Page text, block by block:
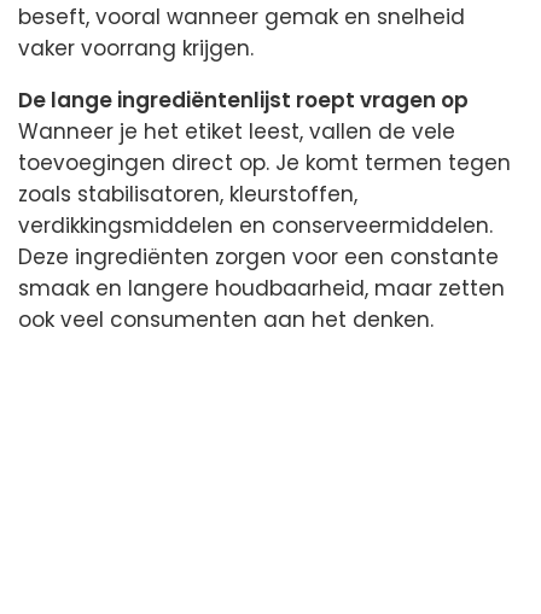
beseft, vooral wanneer gemak en snelheid
vaker voorrang krijgen.
De lange ingrediëntenlijst roept vragen op
Wanneer je het etiket leest, vallen de vele
toevoegingen direct op. Je komt termen tegen
zoals stabilisatoren, kleurstoffen,
verdikkingsmiddelen en conserveermiddelen.
Deze ingrediënten zorgen voor een constante
smaak en langere houdbaarheid, maar zetten
ook veel consumenten aan het denken.